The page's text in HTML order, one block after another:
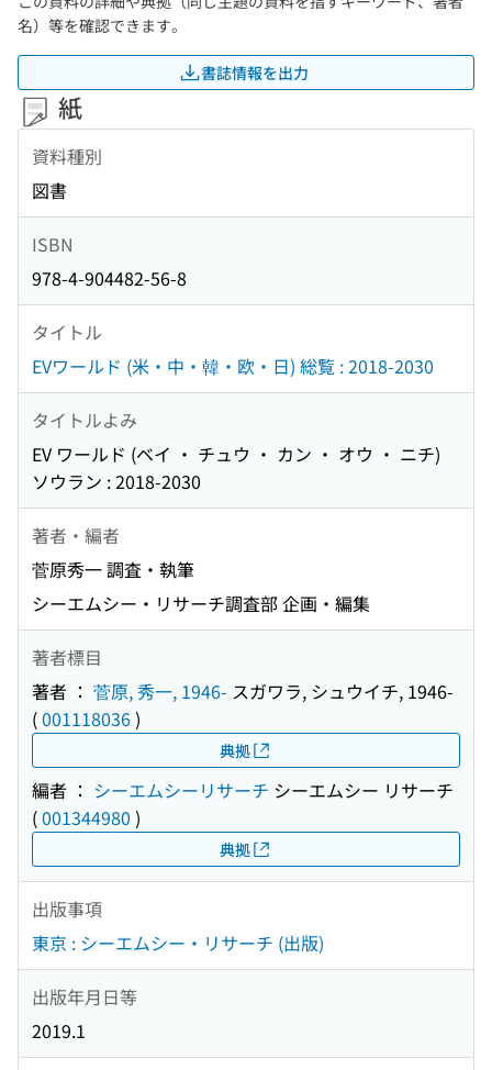
名）等を確認できます。
書誌情報を出力
紙
資料種別
図書
ISBN
978-4-904482-56-8
タイトル
EVワールド (米・中・韓・欧・日) 総覧 : 2018-2030
タイトルよみ
EV ワールド (ベイ ・ チュウ ・ カン ・ オウ ・ ニチ)
ソウラン : 2018-2030
著者・編者
菅原秀一 調査・執筆
シーエムシー・リサーチ調査部 企画・編集
著者標目
著者 ： 菅原, 秀一, 1946- スガワラ, シュウイチ, 1946-
(001118036)
典拠
編者 ： シーエムシーリサーチ シーエムシー リサーチ
(001344980 )
典拠
出版事項
東京 : シーエムシー・リサーチ (出版)
出版年月日等
2019.1